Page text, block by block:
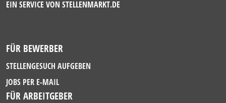
EIN SERVICE VON STELLENMARKT.DE
FÜR BEWERBER
STELLENGESUCH AUFGEBEN
JOBS PER E-MAIL
FÜR ARBEITGEBER